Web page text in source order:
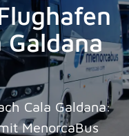
Galdana
Cala Galdana:
MenorcaBus